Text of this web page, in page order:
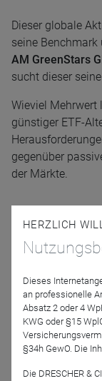
Dieser globale
seine
AM GreenStars
sucht dieser
Wieviel Mehrwert
günstiger ETF-
gegenüber
der Märkte.
Daniel Feix
HERZLICH
Dieses
an professionelle
Absatz 2 oder 4
KWG oder §15
§34h GewO. Die
Die DRESCHER &